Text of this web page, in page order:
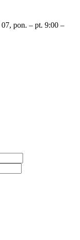
pon. – pt. 9:00 –